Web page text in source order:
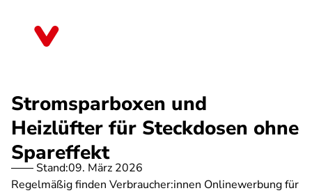
Stromsparboxen und
Heizlüfter für Steckdosen ohne
Spareffekt
Stand:09. März 2026
Regelmäßig finden Verbraucher:innen Onlinewerbung für